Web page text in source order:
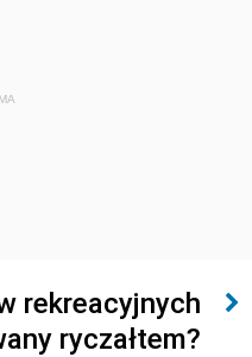
rekreacyjnych
ryczałtem?